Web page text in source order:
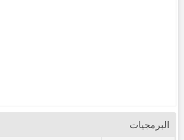
البرمجيات